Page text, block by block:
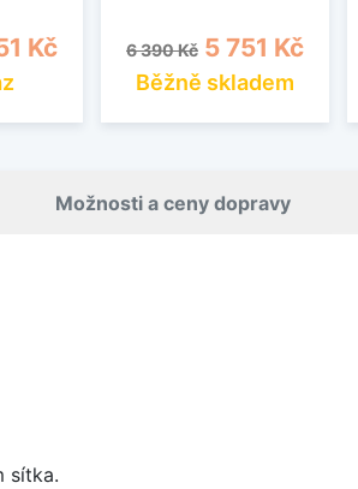
Kč Běžná cena
6 390 Kč Cena
5 751 Kč
Běžně skladem
Možnosti a ceny dopravy
sítka.